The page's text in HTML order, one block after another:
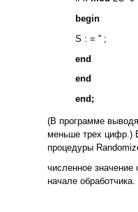
begin
S : = '' ;
end
end
end;
(В программе
меньше трех цифр.)
процедуры
численное
начале обработчика.